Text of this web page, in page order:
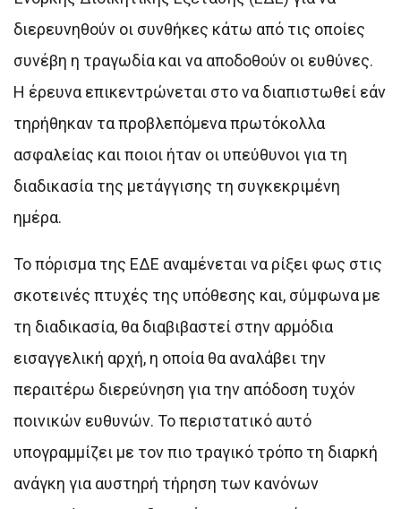
διερευνηθούν οι συνθήκες κάτω από τις οποίες
συνέβη η τραγωδία και να αποδοθούν οι ευθύνες.
Η έρευνα επικεντρώνεται στο να διαπιστωθεί εάν
τηρήθηκαν τα προβλεπόμενα πρωτόκολλα
ασφαλείας και ποιοι ήταν οι υπεύθυνοι για τη
διαδικασία της μετάγγισης τη συγκεκριμένη
ημέρα.
Το πόρισμα της ΕΔΕ αναμένεται να ρίξει φως στις
σκοτεινές πτυχές της υπόθεσης και, σύμφωνα με
τη διαδικασία, θα διαβιβαστεί στην αρμόδια
εισαγγελική αρχή, η οποία θα αναλάβει την
περαιτέρω διερεύνηση για την απόδοση τυχόν
ποινικών ευθυνών. Το περιστατικό αυτό
υπογραμμίζει με τον πιο τραγικό τρόπο τη διαρκή
ανάγκη για αυστηρή τήρηση των κανόνων